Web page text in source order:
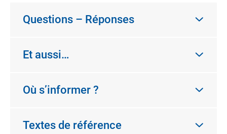
Questions – Réponses
Et aussi…
Où s’informer ?
Textes de référence